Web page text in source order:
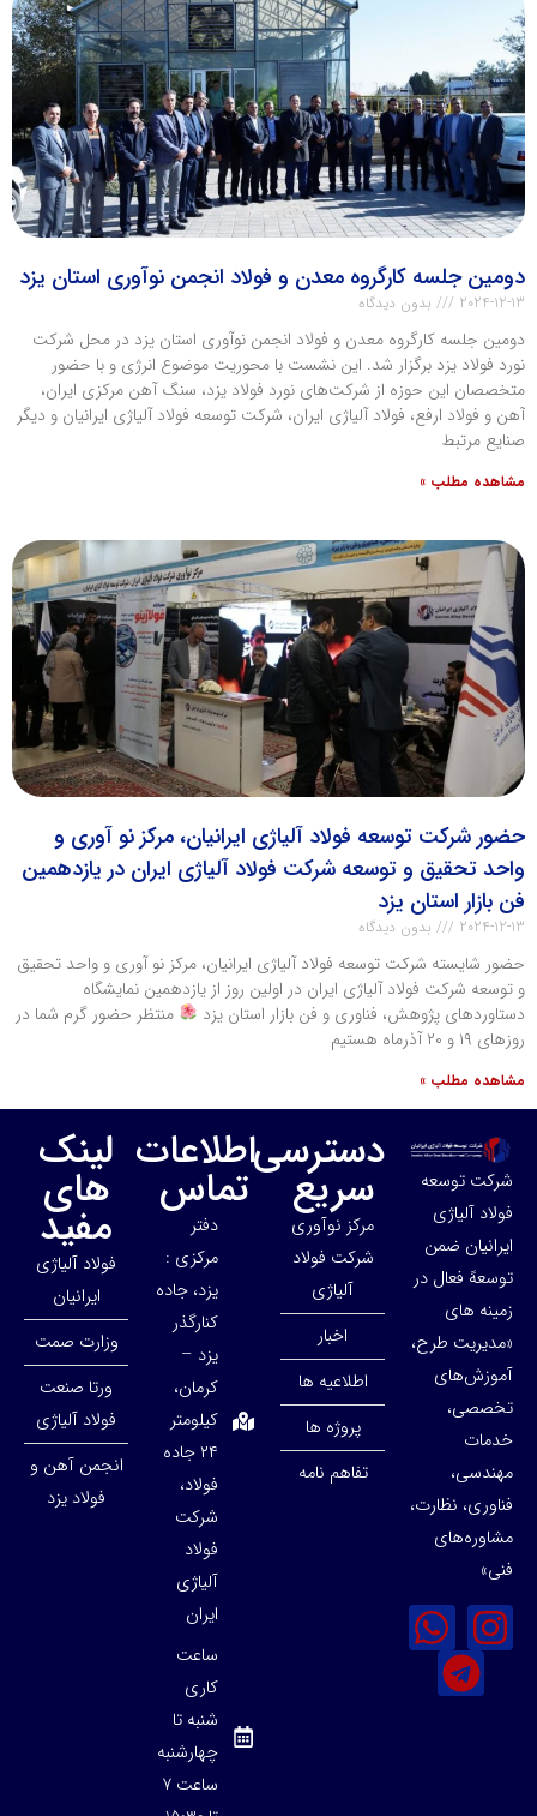
دومین جلسه کارگروه معدن و فولاد انجمن نوآوری استان یزد
2024-12-13 بدون دیدگاه
دومین جلسه کارگروه معدن و فولاد انجمن نوآوری استان یزد در محل شرکت
نورد فولاد یزد برگزار شد. این نشست با محوریت موضوع انرژی و با حضور
متخصصان این حوزه از شرکت‌های نورد فولاد یزد، سنگ آهن مرکزی ایران،
آهن و فولاد ارفع، فولاد آلیاژی ایران، شرکت توسعه فولاد آلیاژی ایرانیان و دیگر
صنایع مرتبط
مشاهده مطلب »
حضور شرکت توسعه فولاد آلیاژی ایرانیان، مرکز نو آوری و
واحد تحقیق و توسعه شرکت فولاد آلیاژی ایران در یازدهمین
فن بازار استان یزد
2024-12-13 بدون دیدگاه
حضور شایسته شرکت توسعه فولاد آلیاژی ایرانیان، مرکز نو آوری و واحد تحقیق
و توسعه شرکت فولاد آلیاژی ایران در اولین روز از یازدهمین نمایشگاه
دستاوردهای پژوهش، فناوری و فن بازار استان یزد
منتظر حضور گرم شما در
روزهای ۱۹ و ۲۰ آذرماه هستیم
مشاهده مطلب »
شرکت توسعه
فولاد آلیاژی
ایرانیان ضمن
توسعهً فعال در
زمینه های
«مدیریت طرح،
آموزش‌های
تخصصی،
خدمات
مهندسی،
فناوری، نظارت،
مشاوره‌های
فنی»
دسترسی
سریع
مرکز نوآوری
شرکت فولاد
آلیاژی
اخبار
اطلاعیه ها
پروژه ها
تفاهم نامه
اطلاعات
تماس
دفتر
مرکزی :
یزد، جاده
کنارگذر
یزد –
کرمان،
کیلومتر
۲۴ جاده
فولاد،
شرکت
فولاد
آلیاژی
ایران
ساعت
کاری
شنبه تا
چهارشنبه
ساعت 7
لینک
های
مفید
فولاد آلیاژی
ایرانیان
وزارت صمت
ورتا صنعت
فولاد آلیاژی
انجمن آهن و
فولاد یزد